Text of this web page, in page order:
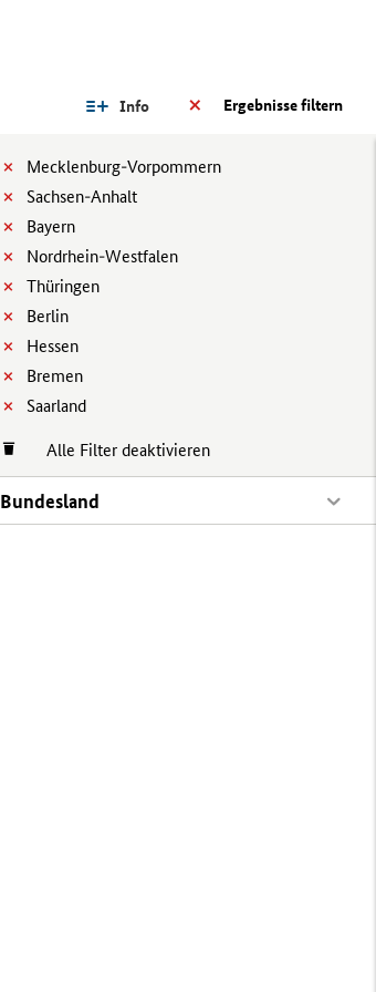
Ergebnisse filtern
Info
Mecklenburg-Vorpommern
Sachsen-Anhalt
Bayern
Nordrhein-Westfalen
Thüringen
Berlin
Hessen
Bremen
Saarland
Alle Filter deaktivieren
Bundesland